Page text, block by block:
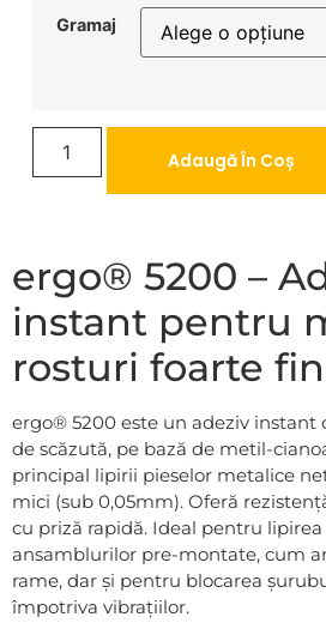
Gramaj
Adaugă În Coș
ergo® 5200 –
instant pentru
rosturi foarte
ergo® 5200 este un adeziv instant
de scăzută, pe bază de metil-
principal lipirii pieselor metalice
mici (sub 0,05mm). Oferă
cu priză rapidă. Ideal pentru
ansamblurilor pre-montate, cum
rame, dar și pentru blocarea
împotriva vibrațiilor.